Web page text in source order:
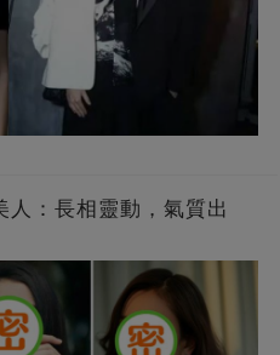
人：長相靈動，氣質出